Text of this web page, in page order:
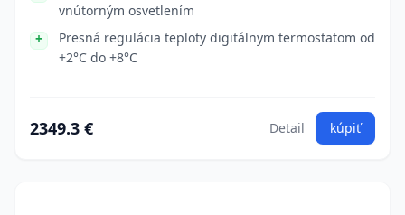
vnútorným osvetlením
Presná regulácia teploty digitálnym termostatom od
+2°C do +8°C
2349.3 € Detail kúpiť